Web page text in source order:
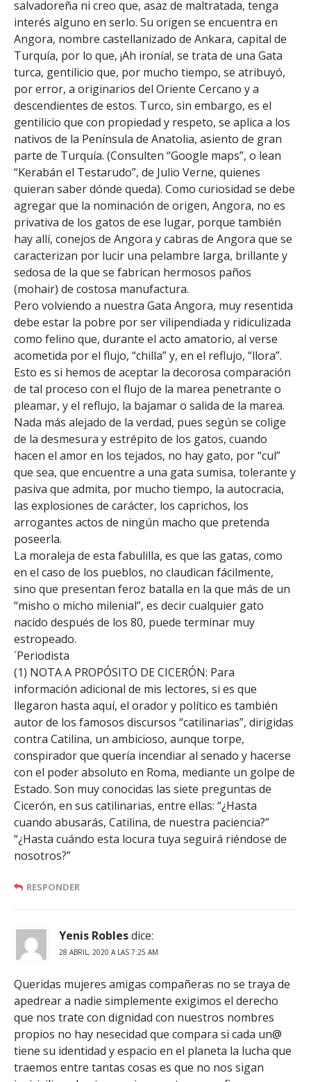
salvadoreña ni creo que, asaz de maltratada, tenga
interés alguno en serlo. Su origen se encuentra en
Angora, nombre castellanizado de Ankara, capital de
Turquía, por lo que, ¡Ah ironía!, se trata de una Gata
turca, gentilicio que, por mucho tiempo, se atribuyó,
por error, a originarios del Oriente Cercano y a
descendientes de estos. Turco, sin embargo, es el
gentilicio que con propiedad y respeto, se aplica a los
nativos de la Península de Anatolia, asiento de gran
parte de Turquía. (Consulten “Google maps”, o lean
“Kerabán el Testarudo”, de Julio Verne, quienes
quieran saber dónde queda). Como curiosidad se debe
agregar que la nominación de origen, Angora, no es
privativa de los gatos de ese lugar, porque también
hay allí, conejos de Angora y cabras de Angora que se
caracterizan por lucir una pelambre larga, brillante y
sedosa de la que se fabrican hermosos paños
(mohair) de costosa manufactura.
Pero volviendo a nuestra Gata Angora, muy resentida
debe estar la pobre por ser vilipendiada y ridiculizada
como felino que, durante el acto amatorio, al verse
acometida por el flujo, “chilla” y, en el reflujo, “llora”.
Esto es si hemos de aceptar la decorosa comparación
de tal proceso con el flujo de la marea penetrante o
pleamar, y el reflujo, la bajamar o salida de la marea.
Nada más alejado de la verdad, pues según se colige
de la desmesura y estrépito de los gatos, cuando
hacen el amor en los tejados, no hay gato, por “cul”
que sea, que encuentre a una gata sumisa, tolerante y
pasiva que admita, por mucho tiempo, la autocracia,
las explosiones de carácter, los caprichos, los
arrogantes actos de ningún macho que pretenda
poseerla.
La moraleja de esta fabulilla, es que las gatas, como
en el caso de los pueblos, no claudican fácilmente,
sino que presentan feroz batalla en la que más de un
“misho o micho milenial”, es decir cualquier gato
nacido después de los 80, puede terminar muy
estropeado.
´Periodista
(1) NOTA A PROPÓSITO DE CICERÓN: Para
información adicional de mis lectores, si es que
llegaron hasta aquí, el orador y político es también
autor de los famosos discursos “catilinarias”, dirigidas
contra Catilina, un ambicioso, aunque torpe,
conspirador que quería incendiar al senado y hacerse
con el poder absoluto en Roma, mediante un golpe de
Estado. Son muy conocidas las siete preguntas de
Cicerón, en sus catilinarias, entre ellas: “¿Hasta
cuando abusarás, Catilina, de nuestra paciencia?”
“¿Hasta cuándo esta locura tuya seguirá riéndose de
nosotros?”
RESPONDER
Yenis Roblesdice:
28 ABRIL, 2020 A LAS 7:25 AM
Queridas mujeres amigas compañeras no se traya de
apedrear a nadie simplemente exigimos el derecho
que nos trate con dignidad con nuestros nombres
propios no hay nesecidad que compara si cada un@
tiene su identidad y espacio en el planeta la lucha que
traemos entre tantas cosas es que no nos sigan